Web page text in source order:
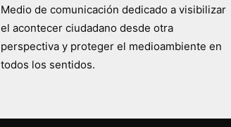
Medio de comunicación dedicado a visibilizar
el acontecer ciudadano desde otra
perspectiva y proteger el medioambiente en
todos los sentidos.